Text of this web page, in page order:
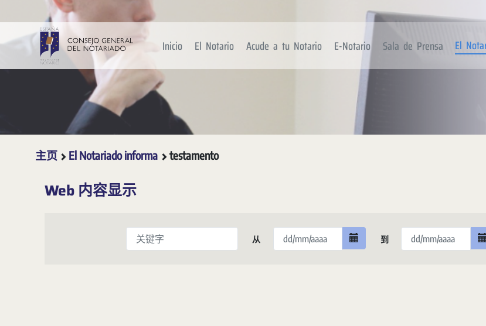
跳转到主内容
Inicio El Notario Acude a tu Notario E-Notario Sala de Prensa El
主页 El Notariado informa testamento
Web 内容显示
关键字
从 到